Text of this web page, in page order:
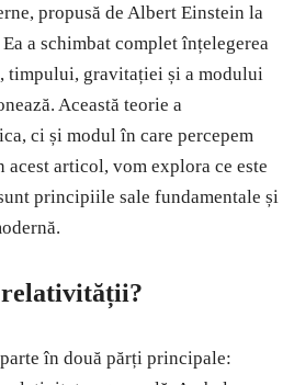
propusă de Albert Einstein la
a schimbat complet înțelegerea
timpului, gravitației și a modului
Această teorie a
ci și modul în care percepem
articol, vom explora ce este
principiile sale fundamentale și
relativității?
în două părți principale: